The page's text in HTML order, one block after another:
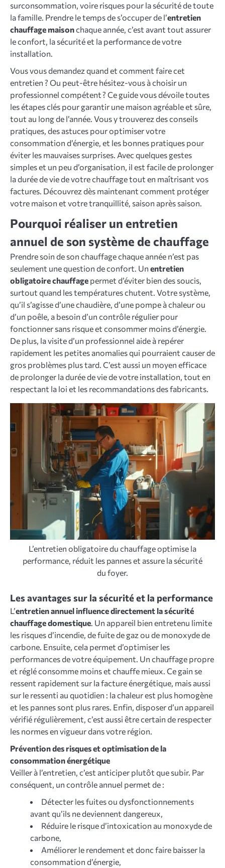
surconsommation, voire risques pour la sécurité de toute
la famille. Prendre le temps de s’occuper de l’entretien
chauffage maisonchaque année, c’est avant tout assurer
le confort, la sécurité et la performance de votre
installation.
Vous vous demandez quand et comment faire cet
entretien ? Ou peut-être hésitez-vous à choisir un
professionnel compétent ? Ce guide vous dévoile toutes
les étapes clés pour garantir une maison agréable et sûre,
tout au long de l’année. Vous y trouverez des conseils
pratiques, des astuces pour optimiser votre
consommation d’énergie, et les bonnes pratiques pour
éviter les mauvaises surprises. Avec quelques gestes
simples et un peu d’organisation, il est facile de prolonger
la durée de vie de votre chauffage tout en maîtrisant vos
factures. Découvrez dès maintenant comment protéger
votre maison et votre tranquillité, saison après saison.
Pourquoi réaliser un entretien
annuel de son système de chauffage
Prendre soin de son chauffage chaque année n’est pas
seulement une question de confort. Un entretien
obligatoire chauffage permet d’éviter bien des soucis,
surtout quand les températures chutent. Votre système,
qu’il s’agisse d’une chaudière, d’une pompe à chaleur ou
d’un poêle, a besoin d’un contrôle régulier pour
fonctionner sans risque et consommer moins d’énergie.
De plus, la visite d’un professionnel aide à repérer
rapidement les petites anomalies qui pourraient causer de
gros problèmes plus tard. C’est aussi un moyen efficace
de prolonger la durée de vie de votre installation, tout en
respectant la loi et les recommandations des fabricants.
L’entretien obligatoire du chauffage optimise la
performance, réduit les pannes et assure la sécurité
du foyer.
Les avantages sur la sécurité et la performance
L’entretien annuel influence directement la sécurité
chauffage domestique . Un appareil bien entretenu limite
les risques d’incendie, de fuite de gaz ou de monoxyde de
carbone. Ensuite, cela permet d’optimiser les
performances de votre équipement. Un chauffage propre
et réglé consomme moins et chauffe mieux. Ce gain se
ressent rapidement sur la facture énergétique, mais aussi
sur le ressenti au quotidien : la chaleur est plus homogène
et les pannes sont plus rares. Enfin, disposer d’un appareil
vérifié régulièrement, c’est aussi être certain de respecter
les normes en vigueur dans votre région.
Prévention des risques et optimisation de la
consommation énergétique
Veiller à l’entretien, c’est anticiper plutôt que subir. Par
conséquent, un contrôle annuel permet de :
Détecter les fuites ou dysfonctionnements
avant qu’ils ne deviennent dangereux,
Réduire le risque d’intoxication au monoxyde de
carbone,
Améliorer le rendement et donc faire baisser la
consommation d’énergie,